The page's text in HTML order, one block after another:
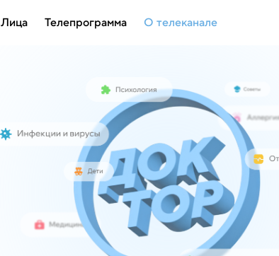
Лица Телепрограмма О телеканале